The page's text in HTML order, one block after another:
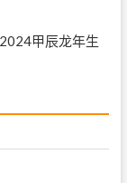
甲辰龙年生